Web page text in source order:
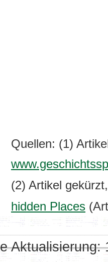
Quellen: (1)
(2) Artikel
hidden Places
Aktualisierung: